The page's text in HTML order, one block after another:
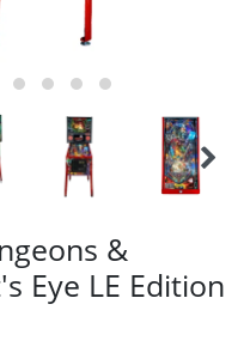
&
Eye LE Edition